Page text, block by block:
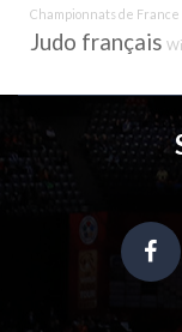
Championnats de
Judo français